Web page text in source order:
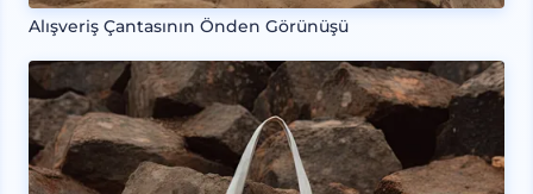
Alışveriş Çantasının Önden Görünüşü